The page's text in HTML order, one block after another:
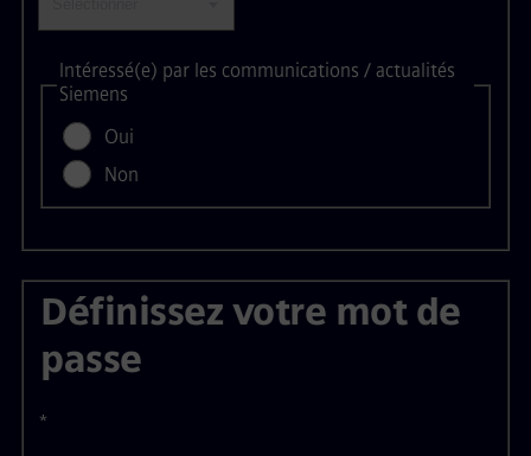
Intéressé(e) par les communications / actualités
Siemens
Oui
Non
Définissez votre mot de
passe
*